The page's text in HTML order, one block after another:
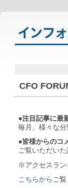
CFO
●注目記事に最
毎月、様々な分
●皆様からのコ
ご覧いただい
※アクセスラン
こちらから ご覧